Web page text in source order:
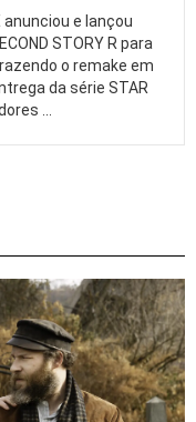
anunciou e lançou
STORY R para
o remake em
da série STAR
…